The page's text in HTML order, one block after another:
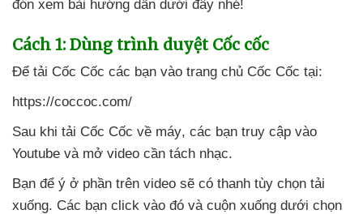
đón xem bài hướng dẫn dưới đây nhé!
Cách 1: Dùng trình duyệt Cốc cốc
Để tải Cốc Cốc các bạn vào trang chủ Cốc Cốc tại:
https://coccoc.com/
Sau khi tải Cốc Cốc về máy, các bạn truy cập vào
Youtube và mở video cần tách nhạc.
Bạn để ý ở phần trên video sẽ có thanh tùy chọn tải
xuống. Các bạn click vào đó và cuộn xuống dưới chọn